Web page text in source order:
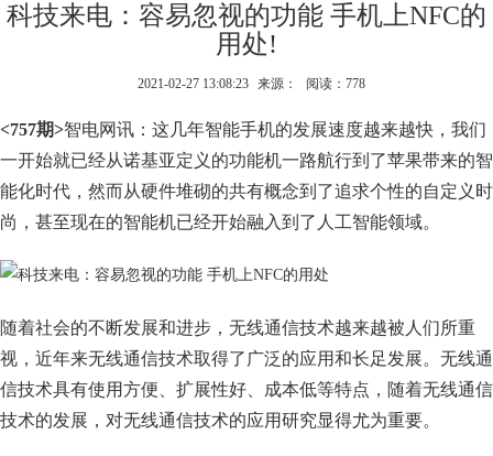
科技来电：容易忽视的功能 手机上NFC的
用处!
2021-02-27 13:08:23 来源： 阅读：778
<757期>智电网讯：这几年智能手机的发展速度越来越快，我们
一开始就已经从诺基亚定义的功能机一路航行到了苹果带来的智
能化时代，然而从硬件堆砌的共有概念到了追求个性的自定义时
尚，甚至现在的智能机已经开始融入到了人工智能领域。
随着社会的不断发展和进步，无线通信技术越来越被人们所重
视，近年来无线通信技术取得了广泛的应用和长足发展。无线通
信技术具有使用方便、扩展性好、成本低等特点，随着无线通信
技术的发展，对无线通信技术的应用研究显得尤为重要。